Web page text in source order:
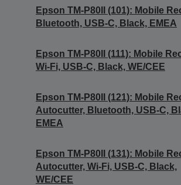
Epson TM-P80II (101): Mobile
Bluetooth, USB-C, Black, EMEA
Epson TM-P80II (111): Mobile
Wi-Fi, USB-C, Black, WE/CEE
Epson TM-P80II (121): Mobile
Autocutter, Bluetooth, USB-C,
EMEA
Epson TM-P80II (131): Mobile
Autocutter, Wi-Fi, USB-C, Black,
WE/CEE